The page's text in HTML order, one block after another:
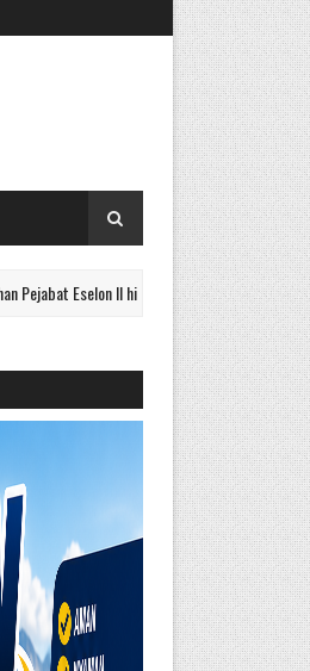
II hingga IV Pemkot Sungai Penuh Dilantik,